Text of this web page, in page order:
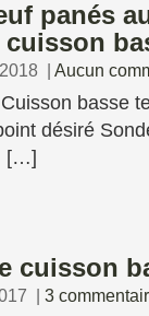
panés
| Aucun
basse
point désiré
[…]
cuisson
| 3